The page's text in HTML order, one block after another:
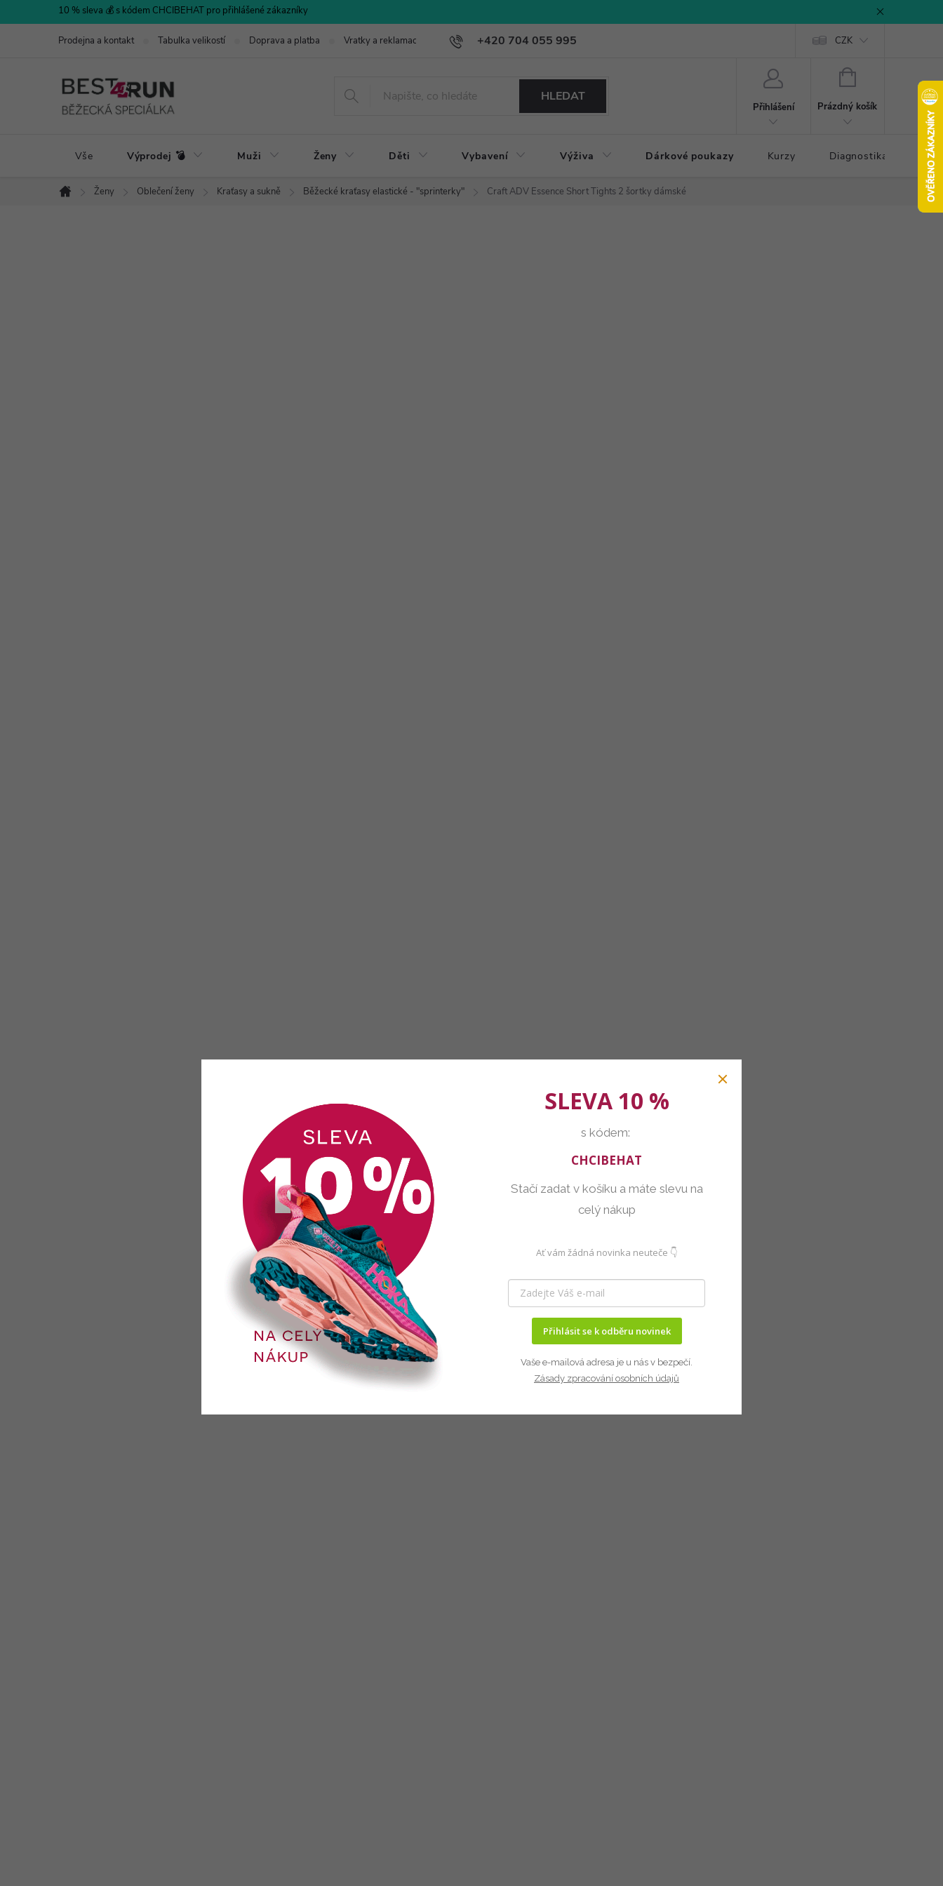
na
10 % sleva 💰 s kódem CHCIBEHAT pro přihlášené zákazníky
+420 704 055 995
Prodejna a kontakt Tabulka velikostí Doprava a platba Vratky a reklamace CZK
HLEDAT
Přihlášení
NÁKUPNÍ
Prázdný košík
Vše Výprodej 💣 Muži Ženy Děti Vybavení Výživa Dárkové poukazy Kurzy Diagnostika došlapu
Domů
Ženy Oblečení ženy Kraťasy a sukně Běžecké kraťasy elastické - "sprinterky" Craft ADV Essence Short Tights 2 šortky dámské
SLEVA 10 %
s kódem:
CHCIBEHAT
Stačí zadat v košíku a máte slevu na
celý nákup
Ať vám žádná novinka neuteče 👇
Přihlásit se k odběru novinek
Vaše e-mailová adresa je u nás v bezpečí.
Zásady zpracování osobních údajů